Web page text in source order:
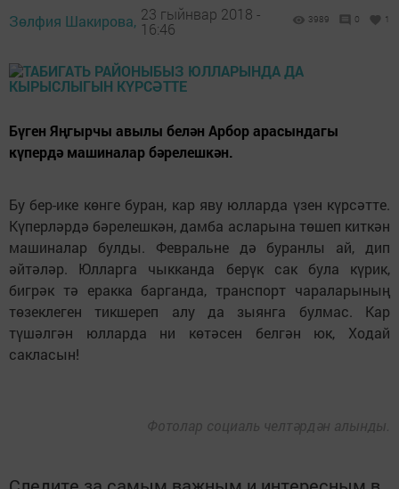
Зөлфия Шакирова, 23 гыйнвар 2018 -
16:46
3989 0 1
Бүген Яңгырчы авылы белән Арбор арасындагы
күпердә машиналар бәрелешкән.
Бу бер-ике көнге буран, кар яву юлларда үзен күрсәтте.
Күперләрдә бәрелешкән, дамба асларына төшеп киткән
машиналар булды. Февральне дә буранлы ай, дип
әйтәләр. Юлларга чыкканда берүк сак була күрик,
бигрәк тә еракка барганда, транспорт чараларының
төзеклеген тикшереп алу да зыянга булмас. Кар
түшәлгән юлларда ни көтәсен белгән юк, Ходай
сакласын!
Фотолар социаль челтәрдән алынды.